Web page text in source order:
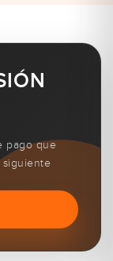
pago que
siguiente